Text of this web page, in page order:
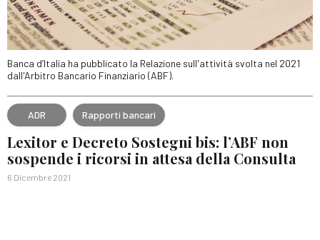
Banca d’Italia ha pubblicato la Relazione sull'attività svolta nel 2021
dall'Arbitro Bancario Finanziario (ABF).
ADR Rapporti bancari
Lexitor e Decreto Sostegni bis: l’ABF non
sospende i ricorsi in attesa della Consulta
6 Dicembre 2021